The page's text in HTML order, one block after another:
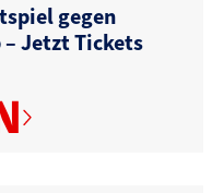
gegen
Jetzt Tickets